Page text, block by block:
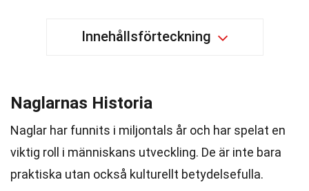
Innehållsförteckning
Naglarnas Historia
Naglar har funnits i miljontals år och har spelat en
viktig roll i människans utveckling. De är inte bara
praktiska utan också kulturellt betydelsefulla.